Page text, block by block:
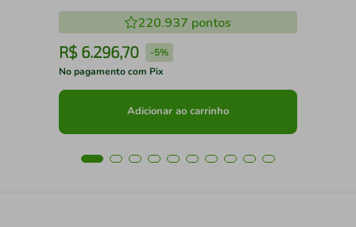
220.937 pontos
R$ 6.296,70 -5%
No pagamento com Pix
Adicionar ao carrinho